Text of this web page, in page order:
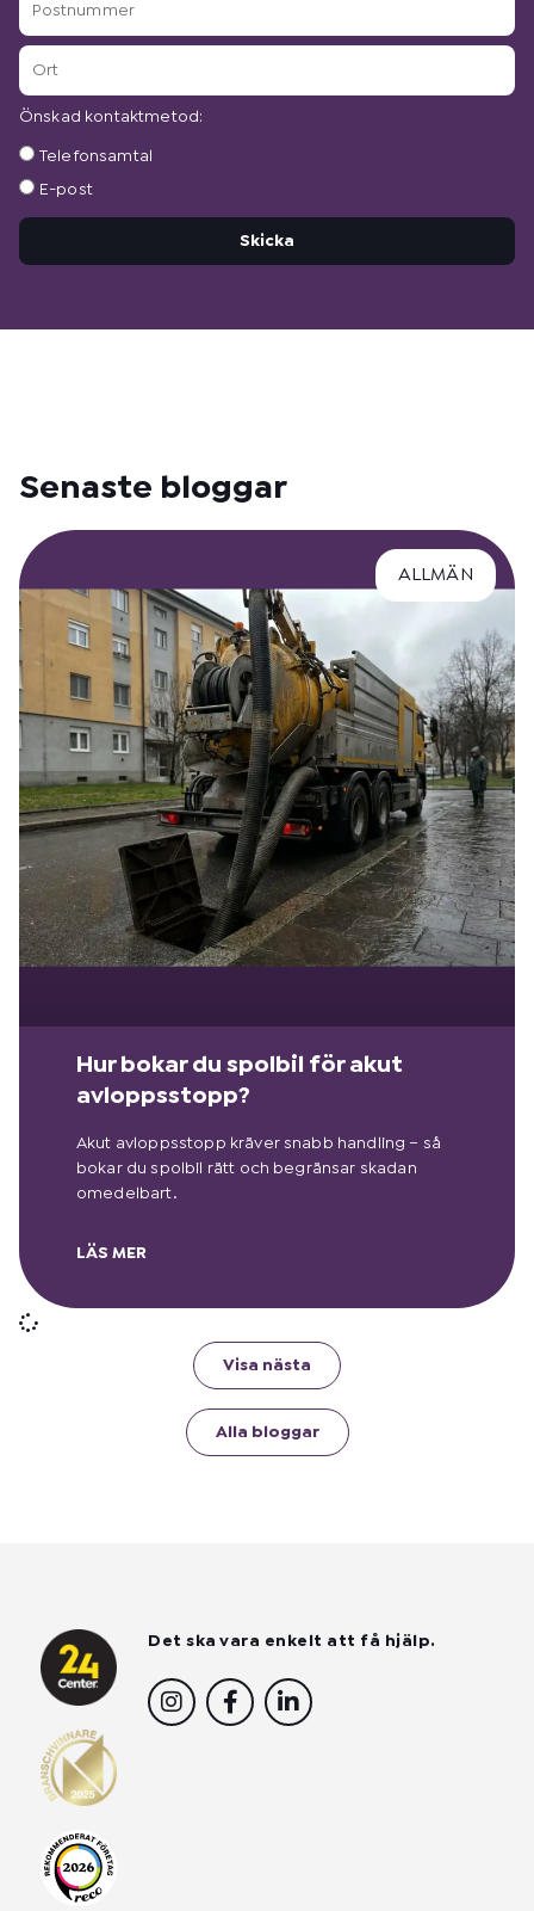
Ort
Önskad kontaktmetod:
Önskad
Telefonsamtal
E-post
Skicka
Senaste bloggar
ALLMÄN
Hur bokar du spolbil för akut
avloppsstopp?
Akut avloppsstopp kräver snabb handling – så
bokar du spolbil rätt och begränsar skadan
omedelbart.
LÄS MER
Visa nästa
Alla bloggar
Det ska vara enkelt att få hjälp.
I
n
F
a
L
i